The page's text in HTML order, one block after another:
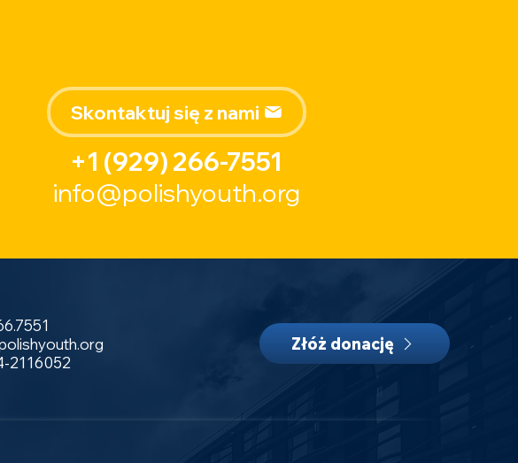
Skontaktuj się z nami
+1 (929) 266-7551
info@polishyouth.org
2116052
Złóż donację